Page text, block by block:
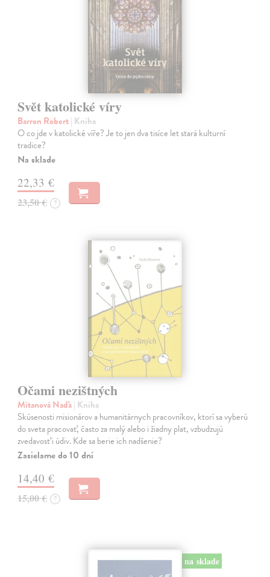
Svět katolické víry
Barron Robert| Kniha
O co jde v katolické víře? Je to jen dva tisíce let stará kulturní
tradice?
Na sklade
22,33 €
23,50 € ?
Očami nezištných
Mitanová Naďa| Kniha
Skúsenosti misionárov a humanitárnych pracovníkov, ktorí sa vyberú
do sveta pracovať, často za malý alebo i žiadny plat, vzbudzujú
zvedavosť i údiv. Kde sa berie ich nadšenie?
Zasielame do 10 dní
14,40 €
15,00 € ?
na sklade